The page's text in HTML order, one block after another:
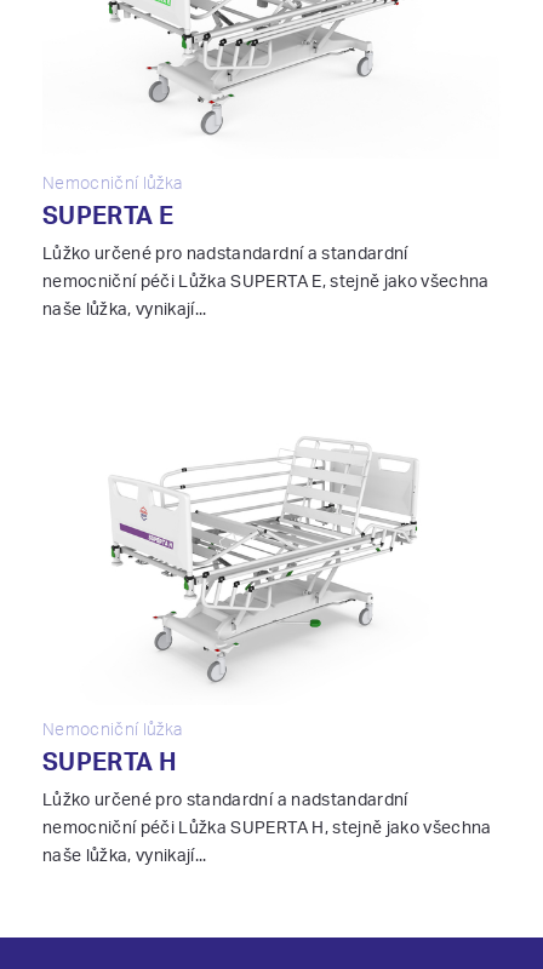
Nemocniční lůžka
SUPERTA E
Lůžko určené pro nadstandardní a standardní
nemocniční péči Lůžka SUPERTA E, stejně jako všechna
naše lůžka, vynikají...
Nemocniční lůžka
SUPERTA H
Lůžko určené pro standardní a nadstandardní
nemocniční péči Lůžka SUPERTA H, stejně jako všechna
naše lůžka, vynikají...